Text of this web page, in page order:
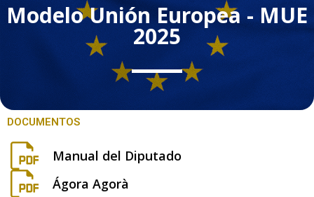
Modelo Unión Europea - MUE
2025
DOCUMENTOS
Manual del Diputado
Ágora Agorà